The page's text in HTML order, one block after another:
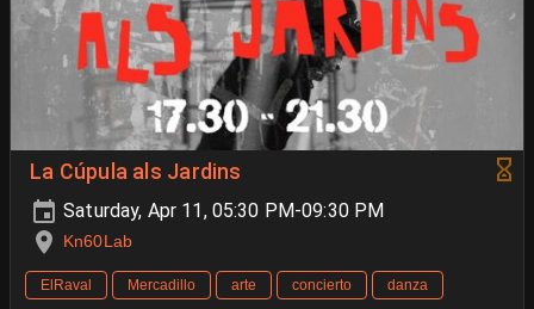
La Cúpula als Jardins
Saturday, Apr 11, 05:30 PM-09:30 PM
Kn60Lab
ElRaval Mercadillo arte concierto danza